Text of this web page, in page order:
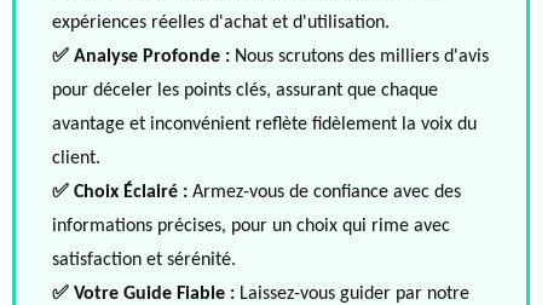
expériences réelles d'achat et d'utilisation.
✅ Analyse Profonde : Nous scrutons des milliers d'avis
pour déceler les points clés, assurant que chaque
avantage et inconvénient reflète fidèlement la voix du
client.
✅ Choix Éclairé : Armez-vous de confiance avec des
informations précises, pour un choix qui rime avec
satisfaction et sérénité.
✅ Votre Guide Fiable : Laissez-vous guider par notre